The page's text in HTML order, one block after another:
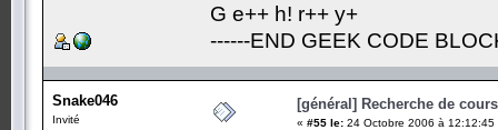
G e++ h! r++ y+
------END GEEK CODE
Snake046
Invité
[général] Recherche de
« #55 le: 24 Octobre 2006 à 12:12:45